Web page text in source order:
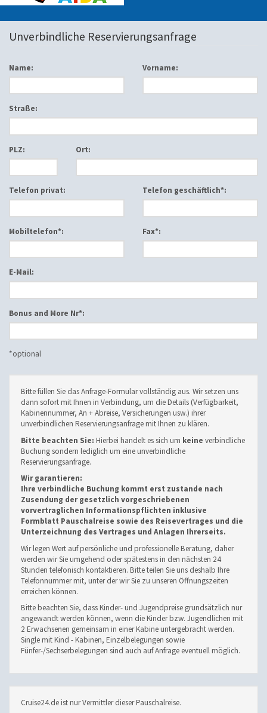
Unverbindliche Reservierungsanfrage
Name: Vorname:
Straße:
PLZ: Ort:
Telefon privat: Telefon geschäftlich*:
Mobiltelefon*: Fax*:
E-Mail:
Bonus and More Nr*:
*optional
Bitte füllen Sie das Anfrage-Formular vollständig aus. Wir setzen uns
dann sofort mit Ihnen in Verbindung, um die Details (Verfügbarkeit,
Kabinennummer, An + Abreise, Versicherungen usw.) ihrer
unverbindlichen Reservierungsanfrage mit Ihnen zu klären.
Bitte beachten Sie: Hierbei handelt es sich um keine verbindliche
Buchung sondern lediglich um eine unverbindliche
Reservierungsanfrage.
Wir garantieren:
Ihre verbindliche Buchung kommt erst zustande nach
Zusendung der gesetzlich vorgeschriebenen
vorvertraglichen Informationspflichten inklusive
Formblatt Pauschalreise sowie des Reisevertrages und die
Unterzeichnung des Vertrages und Anlagen Ihrerseits.
Wir legen Wert auf persönliche und professionelle Beratung, daher
werden wir Sie umgehend oder spätestens in den nächsten 24
Stunden telefonisch kontaktieren. Bitte teilen Sie uns deshalb Ihre
Telefonnummer mit, unter der wir Sie zu unseren Öffnungszeiten
erreichen können.
Bitte beachten Sie, dass Kinder- und Jugendpreise grundsätzlich nur
angewandt werden können, wenn die Kinder bzw. Jugendlichen mit
2 Erwachsenen gemeinsam in einer Kabine untergebracht werden.
Single mit Kind - Kabinen, Einzelbelegungen sowie
Fünfer-/Sechserbelegungen sind auch auf Anfrage eventuell möglich.
Cruise24.de ist nur Vermittler dieser Pauschalreise.